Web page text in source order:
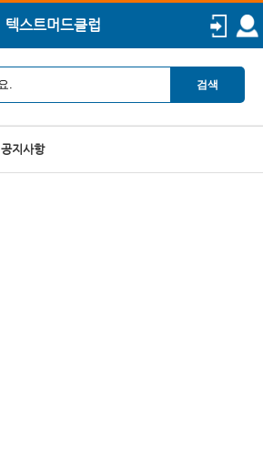
텍스트머드클럽
검색
공지사항